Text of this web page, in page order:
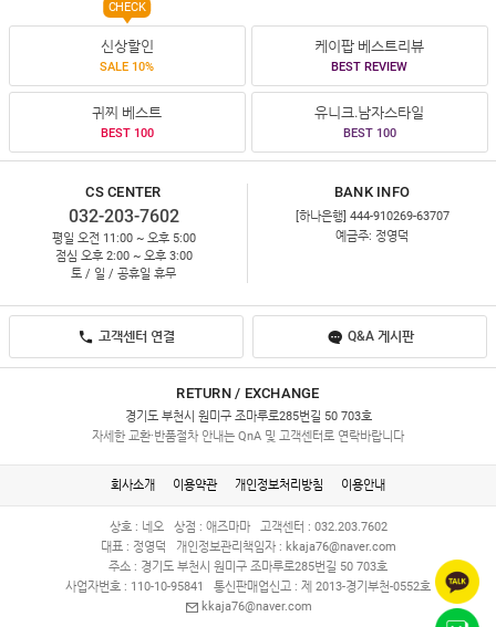
신상할인
SALE 10%
CHECK
케이팝 베스트리뷰
BEST REVIEW
귀찌 베스트
BEST 100
유니크.남자스타일
BEST 100
CS CENTER
032-203-7602
평일 오전 11:00 ~ 오후 5:00
점심 오후 2:00 ~ 오후 3:00
토 / 일 / 공휴일 휴무
BANK INFO
[하나은행] 444-910269-63707
예금주: 정영덕
고객센터 연결 Q&A 게시판
RETURN / EXCHANGE
경기도 부천시 원미구 조마루로285번길 50 703호
자세한 교환·반품절차 안내는 QnA 및 고객센터로 연락바랍니다
회사소개 이용약관 개인정보처리방침 이용안내
상호 : 네오 상점 : 애즈마마
고객센터 : 032.203.7602
대표 : 정영덕
개인정보관리책임자 : kkaja76@naver.com
주소 : 경기도 부천시 원미구 조마루로285번길 50 703호
사업자번호 : 110-10-95841
통신판매업신고 : 제 2013-경기부천-0552호
kkaja76@naver.com